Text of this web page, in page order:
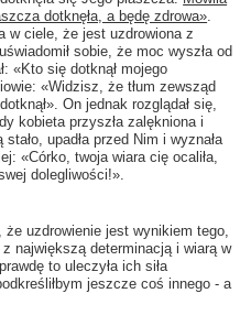
dotknęła, a będę zdrowa».
w ciele, że jest uzdrowiona z
sobie, że moc wyszła od
«Kto się dotknął mojego
«Widzisz, że tłum zewsząd
On jednak rozglądał się,
kobieta przyszła zalękniona i
upadła przed Nim i wyznała
«Córko, twoja wiara cię ocaliła,
dolegliwości!».
uzdrowienie jest wynikiem tego,
największą determinacją i wiarą w
to uleczyła ich siła
jeszcze coś innego - a